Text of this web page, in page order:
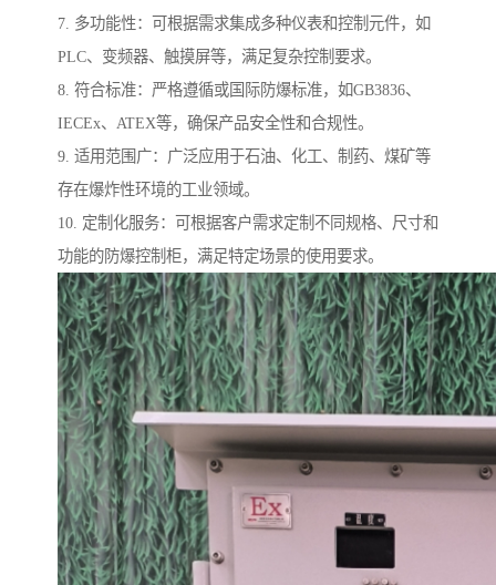
7. 多功能性：可根据需求集成多种仪表和控制元件，如
PLC、变频器、触摸屏等，满足复杂控制要求。
8. 符合标准：严格遵循或国际防爆标准，如GB3836、
IECEx、ATEX等，确保产品安全性和合规性。
9. 适用范围广：广泛应用于石油、化工、制药、煤矿等
存在爆炸性环境的工业领域。
10. 定制化服务：可根据客户需求定制不同规格、尺寸和
功能的防爆控制柜，满足特定场景的使用要求。